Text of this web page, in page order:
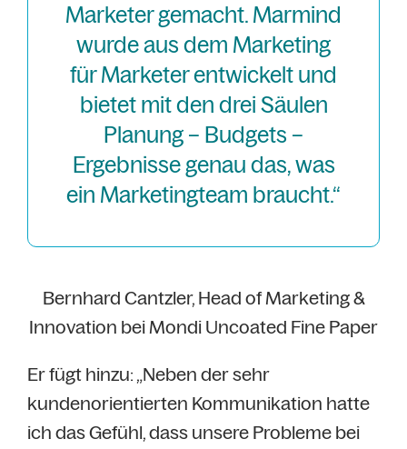
Marketer gemacht. Marmind
wurde aus dem Marketing
für Marketer entwickelt und
bietet mit den drei Säulen
Planung – Budgets –
Ergebnisse genau das, was
ein Marketingteam braucht.“
Bernhard Cantzler, Head of Marketing &
Innovation bei Mondi Uncoated Fine Paper
Er fügt hinzu: „Neben der sehr
kundenorientierten Kommunikation hatte
ich das Gefühl, dass unsere Probleme bei